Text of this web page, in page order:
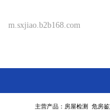
m.sxjiao.b2b168.com
主营产品：房屋检测 危房